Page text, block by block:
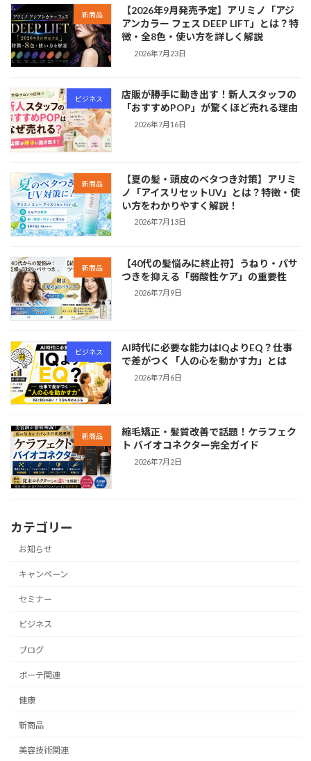
新商品
【2026年9月発売予定】アリミノ「アジ
アンカラー フェス DEEP LIFT」とは？特
徴・全8色・使い方を詳しく解説
2026年7月23日
ビジネス
店販が勝手に動き出す！新人スタッフの
「おすすめPOP」が驚くほど売れる理由
2026年7月16日
新商品
【夏の髪・頭皮のベタつき対策】アリミ
ノ「アイスリセットUV」とは？特徴・使
い方をわかりやすく解説！
2026年7月13日
新商品
【40代の髪悩みに終止符】うねり・パサ
つきを抑える「弱酸性ケア」の重要性
2026年7月9日
ビジネス
AI時代に必要な能力はIQよりEQ？仕事
で差がつく「人の心を動かす力」とは
2026年7月6日
新商品
縮毛矯正・髪質改善で話題！ケラフェク
ト バイオコネクター完全ガイド
2026年7月2日
カテゴリー
お知らせ
キャンペーン
セミナー
ビジネス
ブログ
ボーテ関連
健康
新商品
美容技術関連